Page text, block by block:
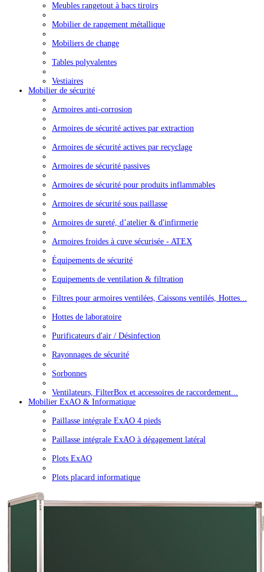
Meubles rangetout à bacs tiroirs
Mobilier de rangement métallique
Mobiliers de change
Tables polyvalentes
Vestiaires
Mobilier de sécurité
Armoires anti-corrosion
Armoires de sécurité actives par extraction
Armoires de sécurité actives par recyclage
Armoires de sécurité passives
Armoires de sécurité pour produits inflammables
Armoires de sécurité sous paillasse
Armoires de sureté, d’atelier & d'infirmerie
Armoires froides à cuve sécurisée - ATEX
Équipements de sécurité
Equipements de ventilation & filtration
Filtres pour armoires ventilées, Caissons ventilés, Hottes...
Hottes de laboratoire
Purificateurs d'air / Désinfection
Rayonnages de sécurité
Sorbonnes
Ventilateurs, FilterBox et accessoires de raccordement...
Mobilier ExAO & Informatique
Paillasse intégrale ExAO 4 pieds
Paillasse intégrale ExAO à dégagement latéral
Plots ExAO
Plots placard informatique